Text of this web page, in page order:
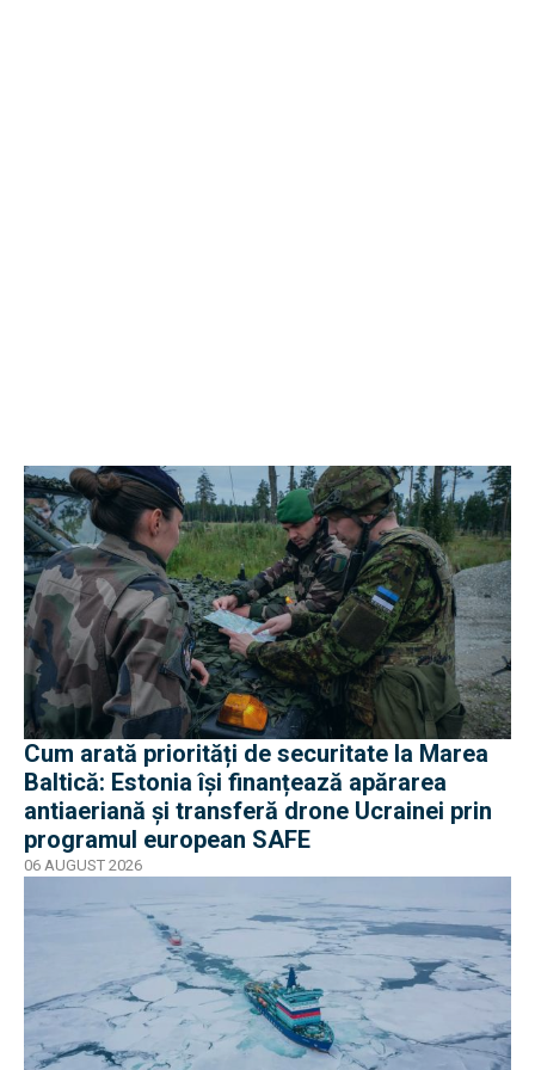
Cum arată priorități de securitate la Marea
Baltică: Estonia își finanțează apărarea
antiaeriană și transferă drone Ucrainei prin
programul european SAFE
06 AUGUST 2026